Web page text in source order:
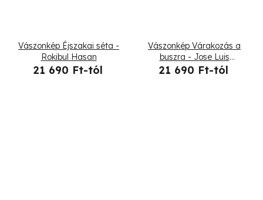
Vászonkép Éjszakai séta -
Rokibul Hasan
21 690 Ft-tól
Vászonkép Várakozás a
buszra - Jose Luis
Guerrero
21 690 Ft-tól